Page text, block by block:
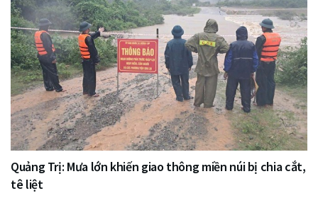
Quảng Trị: Mưa lớn khiến giao thông miền núi bị chia cắt,
tê liệt